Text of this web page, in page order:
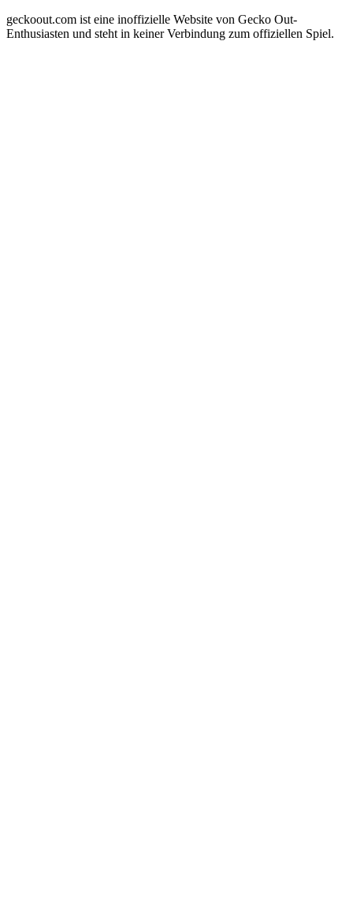
geckoout.com ist eine inoffizielle Website von Gecko Out-
Enthusiasten und steht in keiner Verbindung zum offiziellen Spiel.